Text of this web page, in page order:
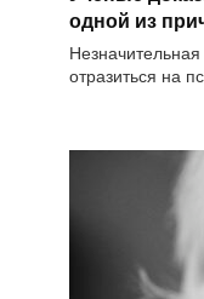
одной из
отразиться на